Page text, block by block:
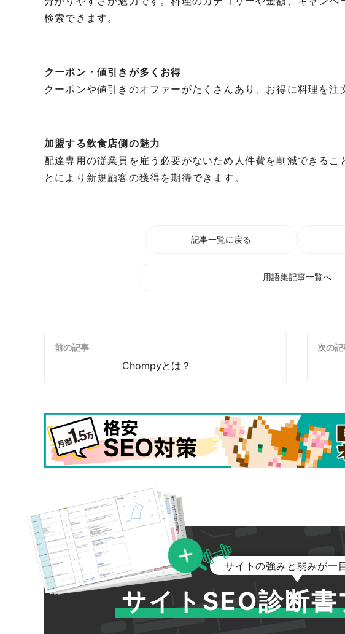
検索できます。
クーポン・値引きが多くお得
クーポンや値引きのオファーがたくさんあり、お得に料理を注
加盟する飲食店側の魅力
配達専用の従業員を雇う必要がないため人件費を削減できるこ
とにより新規顧客の獲得を期待できます。
記事一覧に戻る
用語集記事一覧へ
前の記事
Chompyとは？
次の記
サイトの強みと弱みが一
サイトSEO診断